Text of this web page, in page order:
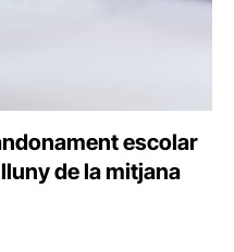
escolar
de la mitjana